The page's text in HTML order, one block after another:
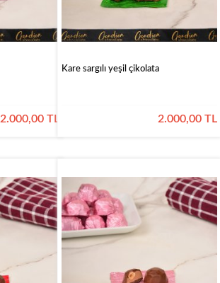
2.000,00 TL
Kare sargılı yeşil çikolata
2.000,00 TL